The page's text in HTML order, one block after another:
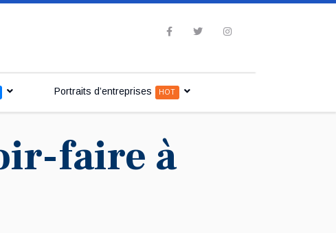
Portraits d’entreprises HOT
faire à